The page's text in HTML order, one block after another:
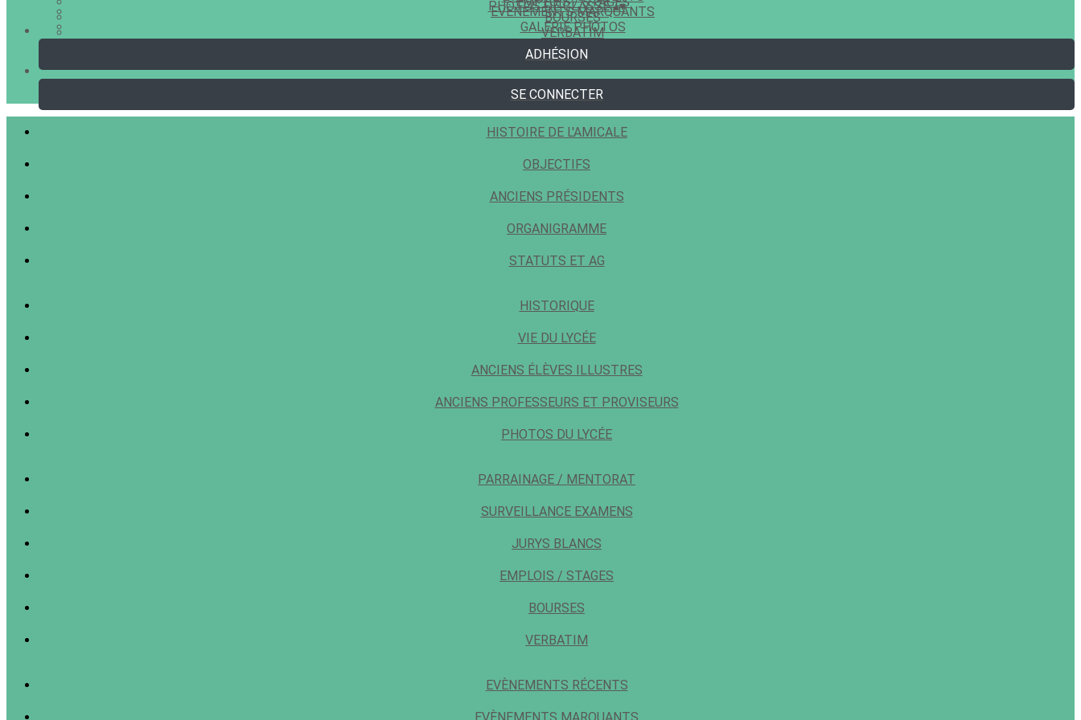
BOURSES
VERBATIM
EVÈNEMENTS MARQUANTS
GALERIE PHOTOS
PHOTOS DE CLASSE▴▾
ADHÉSION
SE CONNECTER
HISTOIRE DE L'AMICALE
OBJECTIFS
ANCIENS PRÉSIDENTS
ORGANIGRAMME
STATUTS ET AG
HISTORIQUE
VIE DU LYCÉE
ANCIENS ÉLÈVES ILLUSTRES
ANCIENS PROFESSEURS ET PROVISEURS
PHOTOS DU LYCÉE
PARRAINAGE / MENTORAT
SURVEILLANCE EXAMENS
JURYS BLANCS
EMPLOIS / STAGES
BOURSES
VERBATIM
EVÈNEMENTS RÉCENTS